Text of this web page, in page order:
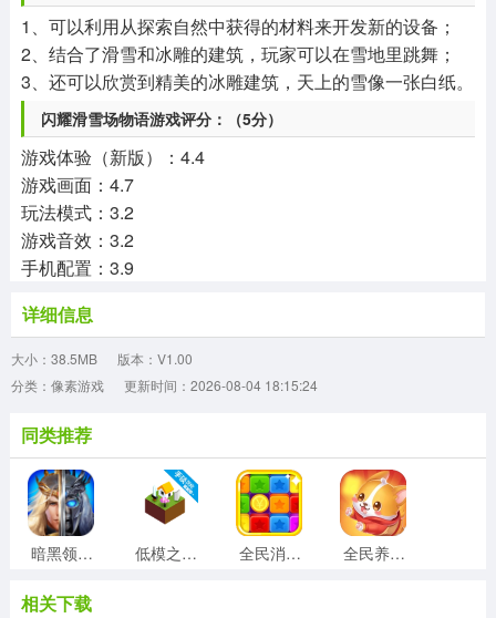
1、可以利用从探索自然中获得的材料来开发新的设备；
2、结合了滑雪和冰雕的建筑，玩家可以在雪地里跳舞；
3、还可以欣赏到精美的冰雕建筑，天上的雪像一张白纸。
闪耀滑雪场物语游戏评分：（5分）
游戏体验（新版）：4.4
游戏画面：4.7
玩法模式：3.2
游戏音效：3.2
手机配置：3.9
详细信息
大小：38.5MB
版本：V1.00
分类：像素游戏
更新时间：2026-08-04 18:15:24
同类推荐
暗黑领主果盘版 低模之战2026汉化版 全民消除寻宝手机版 全民养狗狗红包版
相关下载